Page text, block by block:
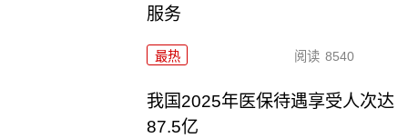
服务
最热 阅读 8540
我国2025年医保待遇享受人次达
87.5亿